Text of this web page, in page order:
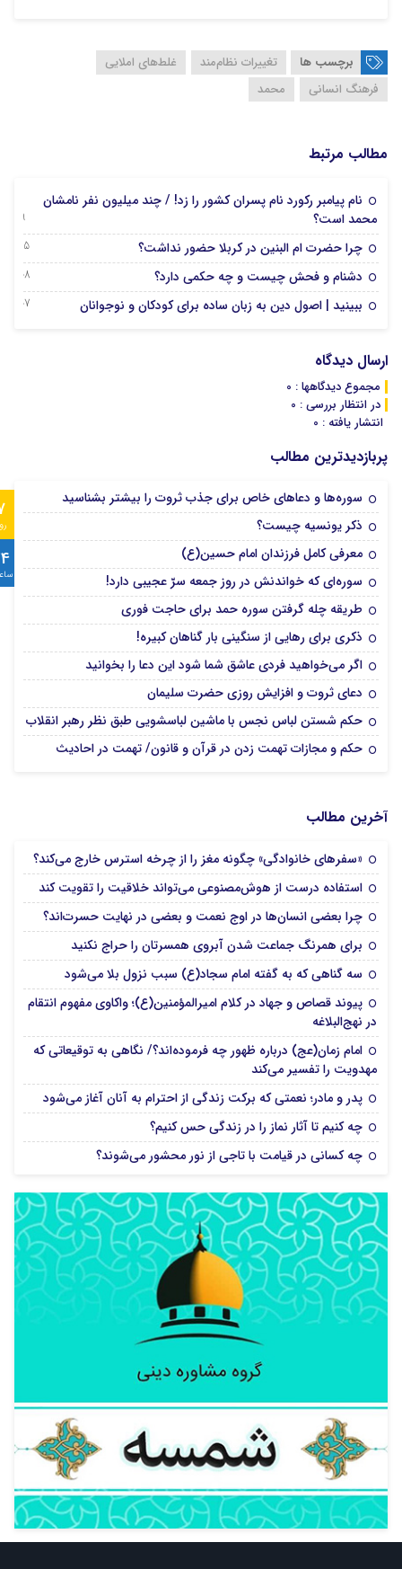
برچسب ها تغییرات نظام‏‌مند
غلط‌های املایی
فرهنگ‏ انسانی
محمد
مطالب مرتبط
نام پیامبر رکورد نام پسران کشور را زد! / چند میلیون نفر نامشان
محمد است؟
29 ژانویه 2025
چرا حضرت ام البنین در کربلا حضور نداشت؟ 15 دسامبر 2024
دشنام و فحش چیست و چه حکمی دارد؟ 08 دسامبر 2024
ببینید | اصول دین به زبان ساده برای کودکان و نوجوانان 07 دسامبر 2024
ارسال دیدگاه
مجموع دیدگاهها : 0
در انتظار بررسی : 0
انتشار یافته : 0
پربازدیدترین مطالب
سوره‌ها و دعاهای خاص برای جذب ثروت را بیشتر بشناسید
ذکر یونسیه چیست؟
معرفی کامل فرزندان امام حسین(ع)
سوره‌ای که خواندنش در روز جمعه سرّ عجیبی دارد!
طریقه چله گرفتن سوره حمد برای حاجت فوری
ذکری برای رهایی از سنگینی بار گناهان کبیره!
اگر می‌خواهید فردی عاشق شما شود این دعا را بخوانید
دعای ثروت و افزایش روزی حضرت سلیمان
حکم شستن لباس نجس با ماشین لباسشویی طبق نظر رهبر انقلاب
حکم و مجازات تهمت زدن در قرآن و قانون/ تهمت در احادیث‌
آخرین مطالب
«سفرهای خانوادگی» چگونه مغز را از چرخه استرس خارج می‌کند؟
استفاده درست از هوش‌مصنوعی می‌تواند خلاقیت را تقویت کند
چرا بعضی انسان‌ها در اوج نعمت و بعضی در نهایت حسرت‌اند؟
برای همرنگ جماعت شدن آبروی همسرتان را حراج نکنید
سه گناهی که به گفته امام سجاد(ع) سبب نزول بلا می‌شود
پیوند قصاص و جهاد در کلام امیرالمؤمنین(ع)؛ واکاوی مفهوم انتقام
در نهج‌البلاغه
امام زمان(عج) درباره ظهور چه فرموده‌اند؟/ نگاهی به توقیعاتی که
مهدویت را تفسیر می‌کند
پدر و مادر؛ نعمتی که برکت زندگی از احترام به آنان آغاز می‌شود
چه کنیم تا آثار نماز را در زندگی حس کنیم؟
چه کسانی در قیامت با تاجی از نور محشور می‌شوند؟